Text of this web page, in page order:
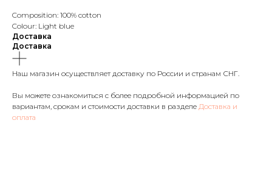
Composition: 100% cotton
Colour: Light blue
Доставка
Доставка
Наш магазин осуществляет доставку по России и странам СНГ.
Вы можете ознакомиться с более подробной информацией по
вариантам, срокам и стоимости доставки в разделе Доставка и
оплата